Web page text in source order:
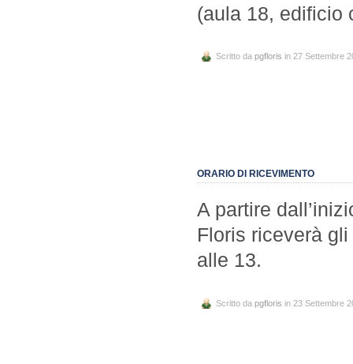
(aula 18, edificio
Scritto da pgfloris in 27 Settembre
ORARIO DI RICEVIMENTO
A partire
Floris riceverà
alle 13.
Scritto da pgfloris in 23 Settembre